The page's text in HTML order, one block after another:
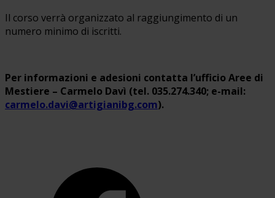
Il corso verrà organizzato al raggiungimento di un
numero minimo di iscritti.
Per informazioni e adesioni contatta l’ufficio Aree di
Mestiere – Carmelo Davì (tel. 035.274.340; e-mail:
carmelo.davi@artigianibg.com).